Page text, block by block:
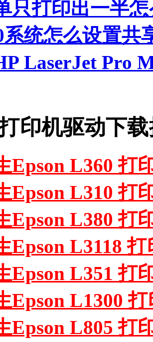
只打印出一半
统怎么设置共
LaserJet Pro
印机驱动下
Epson L360 打
Epson L310 打
Epson L380 打
Epson L3118
Epson L351 打
Epson L1300
Epson L805 打